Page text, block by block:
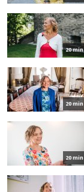
20 min
20 min
20 min